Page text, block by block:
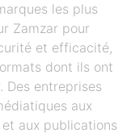
les plus
Zamzar pour
et efficacité,
dont ils ont
Des entreprises
aux
aux publications